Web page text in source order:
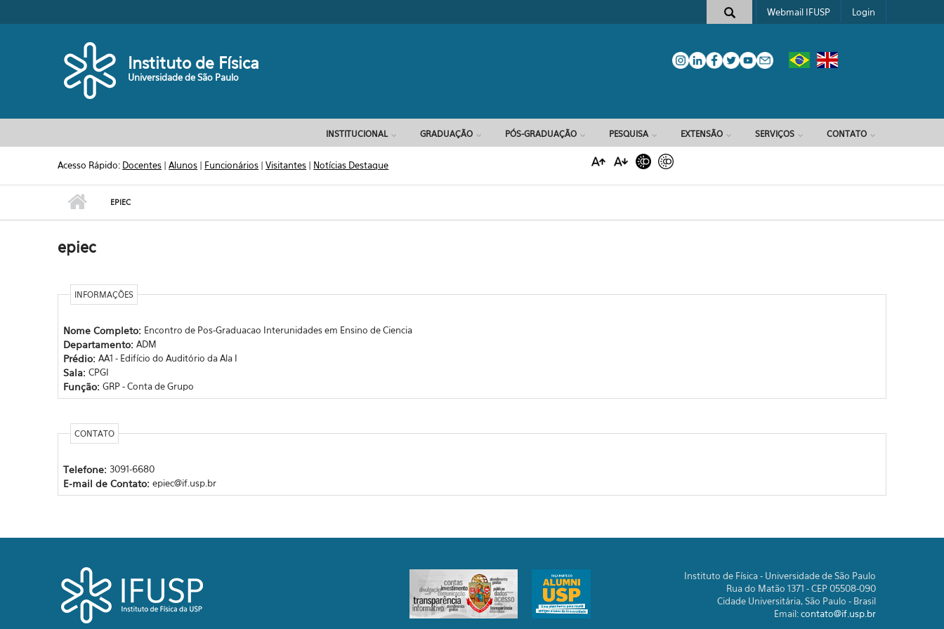
Formulário de busca
Webmail IFUSP Login
Instituto de Física
Universidade de São Paulo
INSTITUCIONAL GRADUAÇÃO PÓS-GRADUAÇÃO PESQUISA EXTENSÃO SERVIÇOS CONTATO
Acesso Rápido: Docentes |Alunos | Funcionários |Visitantes | Notícias Destaque
EPIEC
epiec
INFORMAÇÕES
Nome Completo: Encontro de Pos-Graduacao Interunidades em Ensino de Ciencia
Departamento: ADM
Prédio: AA1 - Edifício do Auditório da Ala I
Sala: CPGI
Função: GRP - Conta de Grupo
CONTATO
Telefone: 3091-6680
E-mail de Contato: epiec@if.usp.br
Instituto de Física - Universidade de São Paulo
Rua do Matão 1371 - CEP 05508-090
Cidade Universitária, São Paulo - Brasil
Email:contato@if.usp.br